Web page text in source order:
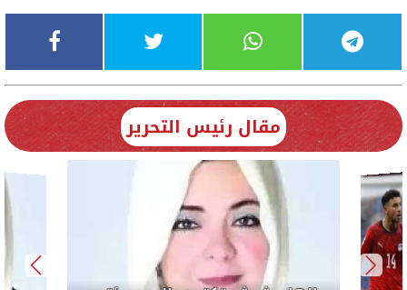
مقال رئيس التحرير